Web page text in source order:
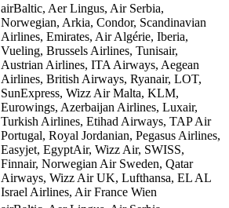
airBaltic, Aer Lingus, Air Serbia,
Norwegian, Arkia, Condor, Scandinavian
Airlines, Emirates, Air Algérie, Iberia,
Vueling, Brussels Airlines, Tunisair,
Austrian Airlines, ITA Airways, Aegean
Airlines, British Airways, Ryanair, LOT,
SunExpress, Wizz Air Malta, KLM,
Eurowings, Azerbaijan Airlines, Luxair,
Turkish Airlines, Etihad Airways, TAP Air
Portugal, Royal Jordanian, Pegasus Airlines,
Easyjet, EgyptAir, Wizz Air, SWISS,
Finnair, Norwegian Air Sweden, Qatar
Airways, Wizz Air UK, Lufthansa, EL AL
Israel Airlines, Air France Wien